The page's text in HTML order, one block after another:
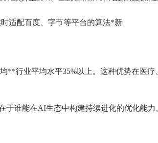
适配百度、字节等平台的算法*新
**行业平均水平35%以上。这种优势在医疗
于谁能在AI生态中构建持续进化的优化能力